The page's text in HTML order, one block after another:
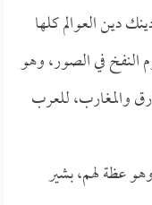
دين العوالم كلها
النفخ في الصور، وهو
والمغارب، للعرب
عظة لهم، بشير